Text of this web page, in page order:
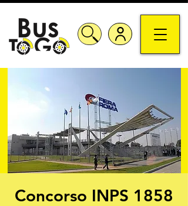
Concorso INPS 1858